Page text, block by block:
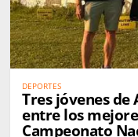
DEPORTES
Tres jóvenes de
entre los
Campeonato